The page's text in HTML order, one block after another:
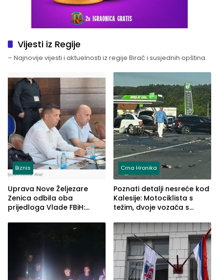
Vijesti iz Regije
– Najnovije vijesti i aktuelnosti iz regije Birač i susjednih opština.
Biznis
Uprava Nove Željezare
Zenica odbila oba
prijedloga Vlade FBiH:
rješenje
Crna Hronika
Poznati detalji nesreće kod
Kalesije: Motociklista s
težim, dvoje vozača s